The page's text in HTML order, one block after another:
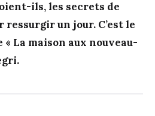
ils, les secrets de
un jour. C’est le
La maison aux nouveau-